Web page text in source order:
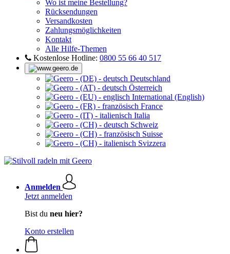
Wo ist meine Bestellung?
Rücksendungen
Versandkosten
Zahlungsmöglichkeiten
Kontakt
Alle Hilfe-Themen
Kostenlose Hotline: 0800 55 66 40 517
Deutschland
Österreich
International (English)
France
Italia
Schweiz
Suisse
Svizzera
Anmelden
Jetzt anmelden
Bist du neu hier?
Konto erstellen